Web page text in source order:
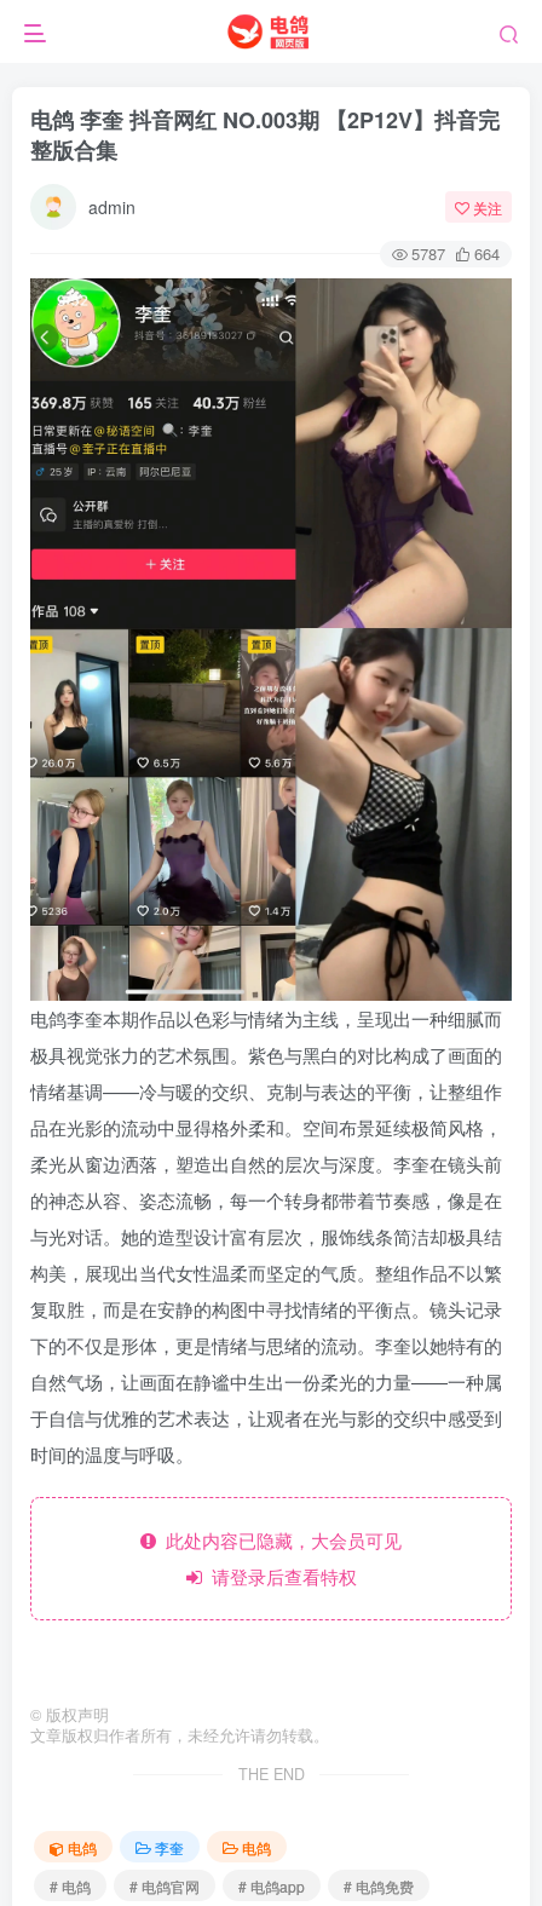
电鸽 李奎 抖音网红 NO.003期 【2P12V】抖音完
整版合集
admin 关注
5787 664
电鸽李奎本期作品以色彩与情绪为主线，呈现出一种细腻而
极具视觉张力的艺术氛围。紫色与黑白的对比构成了画面的
情绪基调——冷与暖的交织、克制与表达的平衡，让整组作
品在光影的流动中显得格外柔和。空间布景延续极简风格，
柔光从窗边洒落，塑造出自然的层次与深度。李奎在镜头前
的神态从容、姿态流畅，每一个转身都带着节奏感，像是在
与光对话。她的造型设计富有层次，服饰线条简洁却极具结
构美，展现出当代女性温柔而坚定的气质。整组作品不以繁
复取胜，而是在安静的构图中寻找情绪的平衡点。镜头记录
下的不仅是形体，更是情绪与思绪的流动。李奎以她特有的
自然气场，让画面在静谧中生出一份柔光的力量——一种属
于自信与优雅的艺术表达，让观者在光与影的交织中感受到
时间的温度与呼吸。
此处内容已隐藏，大会员可见
请登录后查看特权
© 版权声明
文章版权归作者所有，未经允许请勿转载。
THE END
电鸽 李奎
电鸽
# 电鸽
# 电鸽官网 # 电鸽app
# 电鸽免费